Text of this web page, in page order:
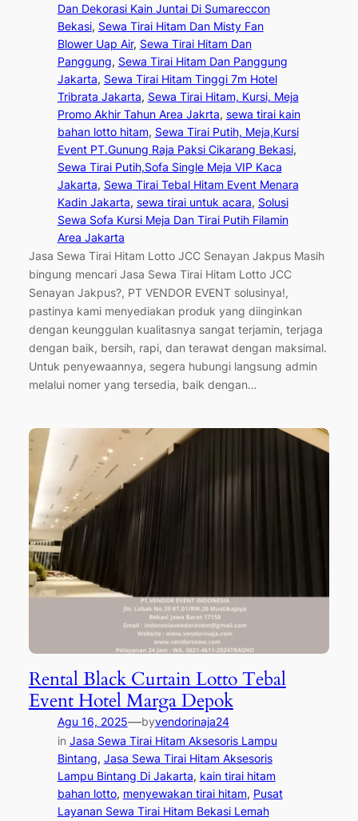
Dan Dekorasi Kain Juntai Di Sumareccon
Bekasi, Sewa Tirai Hitam Dan Misty Fan
Blower Uap Air, Sewa Tirai Hitam Dan
Panggung, Sewa Tirai Hitam Dan Panggung
Jakarta, Sewa Tirai Hitam Tinggi 7m Hotel
Tribrata Jakarta, Sewa Tirai Hitam, Kursi, Meja
Promo Akhir Tahun Area Jakrta, sewa tirai kain
bahan lotto hitam, Sewa Tirai Putih, Meja,Kursi
Event PT.Gunung Raja Paksi Cikarang Bekasi
Sewa Tirai Putih,Sofa Single Meja VIP Kaca
Jakarta, Sewa Tirai Tebal Hitam Event Menara
Kadin Jakarta, sewa tirai untuk acara, Solusi
Sewa Sofa Kursi Meja Dan Tirai Putih Filamin
Area Jakarta
Jasa Sewa Tirai Hitam Lotto JCC Senayan Jakpus Masih
bingung mencari Jasa Sewa Tirai Hitam Lotto JCC
Senayan Jakpus?, PT VENDOR EVENT solusinya!,
pastinya kami menyediakan produk yang diinginkan
dengan keunggulan kualitasnya sangat terjamin, terjaga
dengan baik, bersih, rapi, dan terawat dengan maksimal.
Untuk penyewaannya, segera hubungi langsung admin
melalui nomer yang tersedia, baik dengan…
Rental Black Curtain Lotto Tebal
Event Hotel Marga Depok
Agu 16, 2025—byvendorinaja24
in Jasa Sewa Tirai Hitam Aksesoris Lampu
Bintang, Jasa Sewa Tirai Hitam Aksesoris
Lampu Bintang Di Jakarta, kain tirai hitam
bahan lotto, menyewakan tirai hitam, Pusat
Layanan Sewa Tirai Hitam Bekasi Lemah